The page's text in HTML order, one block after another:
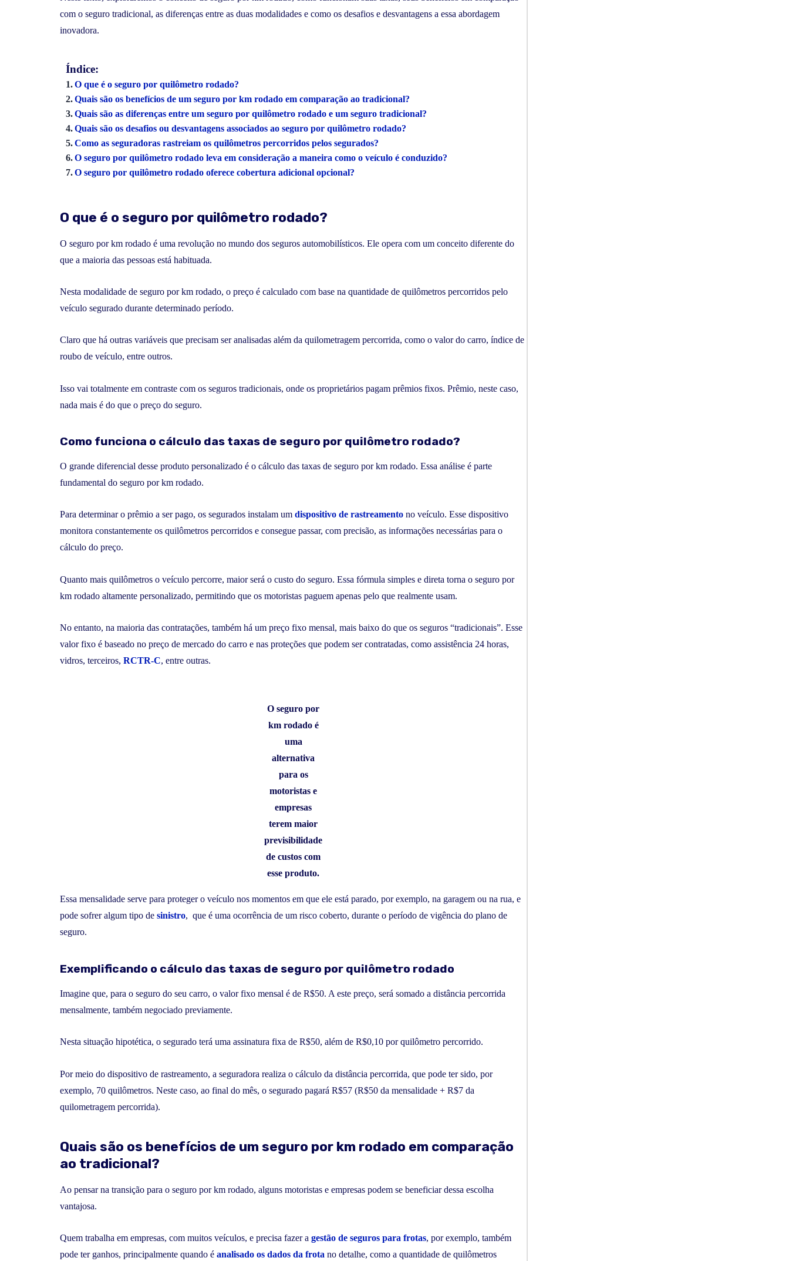
com o seguro tradicional, as diferenças entre as duas modalidades e como os desafios e desvantagens a essa abordagem
inovadora.
Índice:
O que é o seguro por quilômetro rodado?
Quais são os benefícios de um seguro por km rodado em comparação ao tradicional?
Quais são as diferenças entre um seguro por quilômetro rodado e um seguro tradicional?
Quais são os desafios ou desvantagens associados ao seguro por quilômetro rodado?
Como as seguradoras rastreiam os quilômetros percorridos pelos segurados?
O seguro por quilômetro rodado leva em consideração a maneira como o veículo é conduzido?
O seguro por quilômetro rodado oferece cobertura adicional opcional?
O que é o seguro por quilômetro rodado?
O seguro por km rodado é uma revolução no mundo dos seguros automobilísticos. Ele opera com um conceito diferente do
que a maioria das pessoas está habituada.
Nesta modalidade de seguro por km rodado, o preço é calculado com base na quantidade de quilômetros percorridos pelo
veículo segurado durante determinado período.
Claro que há outras variáveis que precisam ser analisadas além da quilometragem percorrida, como o valor do carro, índice de
roubo de veículo, entre outros.
Isso vai totalmente em contraste com os seguros tradicionais, onde os proprietários pagam prêmios fixos. Prêmio, neste caso,
nada mais é do que o preço do seguro.
Como funciona o cálculo das taxas de seguro por quilômetro rodado?
O grande diferencial desse produto personalizado é o cálculo das taxas de seguro por km rodado. Essa análise é parte
fundamental do seguro por km rodado.
Para determinar o prêmio a ser pago, os segurados instalam um dispositivo de rastreamento no veículo. Esse dispositivo
monitora constantemente os quilômetros percorridos e consegue passar, com precisão, as informações necessárias para o
cálculo do preço.
Quanto mais quilômetros o veículo percorre, maior será o custo do seguro. Essa fórmula simples e direta torna o seguro por
km rodado altamente personalizado, permitindo que os motoristas paguem apenas pelo que realmente usam.
No entanto, na maioria das contratações, também há um preço fixo mensal, mais baixo do que os seguros “tradicionais”. Esse
valor fixo é baseado no preço de mercado do carro e nas proteções que podem ser contratadas, como assistência 24 horas,
vidros, terceiros, RCTR-C, entre outras.
O seguro por
km rodado é
uma
alternativa
para os
motoristas e
empresas
terem maior
previsibilidade
de custos com
esse produto.
Essa mensalidade serve para proteger o veículo nos momentos em que ele está parado, por exemplo, na garagem ou na rua, e
pode sofrer algum tipo de sinistro, que é uma ocorrência de um risco coberto, durante o período de vigência do plano de
seguro.
Exemplificando o cálculo das taxas de seguro por quilômetro rodado
Imagine que, para o seguro do seu carro, o valor fixo mensal é de R$50. A este preço, será somado a distância percorrida
mensalmente, também negociado previamente.
Nesta situação hipotética, o segurado terá uma assinatura fixa de R$50, além de R$0,10 por quilômetro percorrido.
Por meio do dispositivo de rastreamento, a seguradora realiza o cálculo da distância percorrida, que pode ter sido, por
exemplo, 70 quilômetros. Neste caso, ao final do mês, o segurado pagará R$57 (R$50 da mensalidade + R$7 da
quilometragem percorrida).
Quais são os benefícios de um seguro por km rodado em comparação
ao tradicional?
Ao pensar na transição para o seguro por km rodado, alguns motoristas e empresas podem se beneficiar dessa escolha
vantajosa.
Quem trabalha em empresas, com muitos veículos, e precisa fazer a gestão de seguros para frotas, por exemplo, também
pode ter ganhos, principalmente quando é analisado os dados da frota no detalhe, como a quantidade de quilômetros